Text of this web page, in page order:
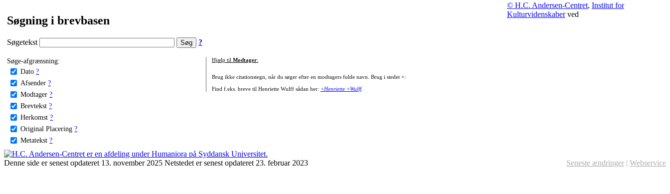
Søgning i brevbasen
Søgetekst ?
Søge-afgrænsning:
Dato ?
Afsender ?
Modtager ?
Brevtekst ?
Herkomst ?
Original Placering ?
Metatekst ?
Hjælp til Modtager:
Brug ikke citationstegn, når du søger efter en modtagers fulde navn. Brug i stedet +:
Find f.eks. breve til Henriette Wulff sådan her: +Henriette +Wulff.
© H.C. Andersen-Centret, Institut for
Kulturvidenskaberved
Denne side er senest opdateret 13. november 2025 Netstedet er senest opdateret 23. februar 2023 Seneste ændringer | Webservice